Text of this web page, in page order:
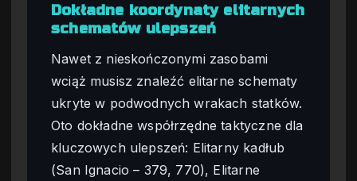
Dokładne koordynaty elitarnych
schematów ulepszeń
Nawet z nieskończonymi zasobami
wciąż musisz znaleźć elitarne schematy
ukryte w podwodnych wrakach statków.
Oto dokładne współrzędne taktyczne dla
kluczowych ulepszeń: Elitarny kadłub
(San Ignacio – 379, 770), Elitarne